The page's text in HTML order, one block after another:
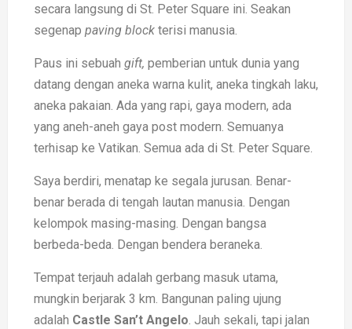
secara langsung di St. Peter Square ini. Seakan
segenap paving block terisi manusia.
Paus ini sebuah gift, pemberian untuk dunia yang
datang dengan aneka warna kulit, aneka tingkah laku,
aneka pakaian. Ada yang rapi, gaya modern, ada
yang aneh-aneh gaya post modern. Semuanya
terhisap ke Vatikan. Semua ada di St. Peter Square.
Saya berdiri, menatap ke segala jurusan. Benar-
benar berada di tengah lautan manusia. Dengan
kelompok masing-masing. Dengan bangsa
berbeda-beda. Dengan bendera beraneka.
Tempat terjauh adalah gerbang masuk utama,
mungkin berjarak 3 km. Bangunan paling ujung
adalah Castle San’t Angelo. Jauh sekali, tapi jalan